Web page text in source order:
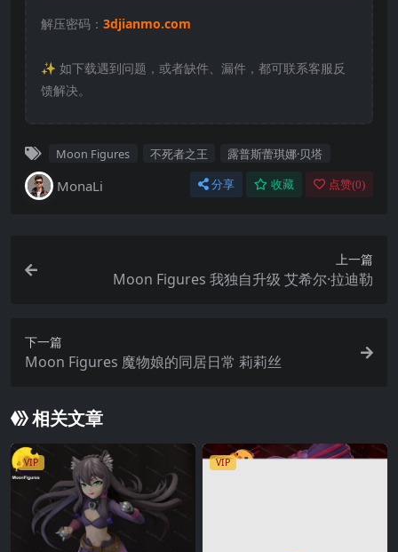
解压密码： 3djianmo.com
✨️ 如下载遇到问题，或者缺件、漏件，都可联系客服反
馈解决。
Moon Figures 不死者之王 露普斯蕾琪娜·贝塔
MonaLi 分享 收藏 点赞(0)
上一篇
Moon Figures 我独自升级 艾希尔·拉迪勒
下一篇
Moon Figures 魔物娘的同居日常 莉莉丝
相关文章
VIP VIP